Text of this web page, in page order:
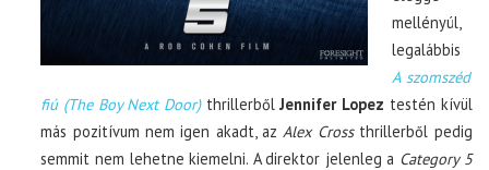
mellényúl,
legalábbis
A szomszéd
fiú (The Boy Next Door)thrillerbőlJennifer Lopez testén kívül
más pozitívum nem igen akadt, az Alex Crossthrillerből pedig
semmit nem lehetne kiemelni. A direktor jelenleg a Category 5